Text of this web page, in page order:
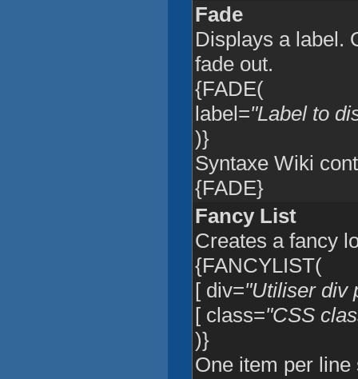
Fade
Displays a label.
fade out.
{FADE(
label="Label to
)}
Syntaxe Wiki
{FADE}
Fancy List
Creates a fancy
{FANCYLIST(
[ div="Utiliser div
[ class="CSS
)}
One item per